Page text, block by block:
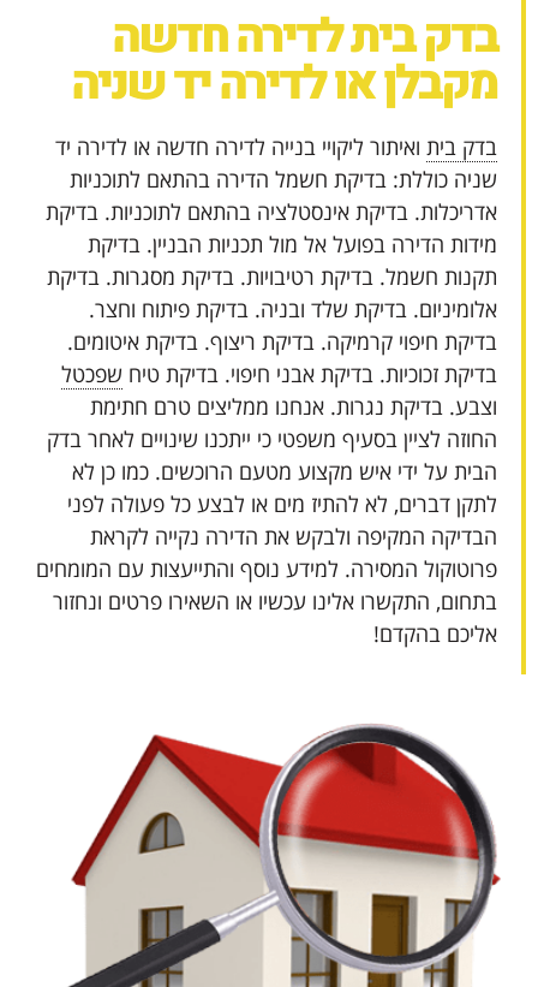
בדק ביתלדירה חדשה
מקבלן או לדירה יד שניה
בדק בית ואיתור ליקויי בנייה לדירה חדשה או לדירה יד
שניה כוללת: בדיקת חשמל הדירה בהתאם לתוכניות
אדריכלות. בדיקת אינסטלציה בהתאם לתוכניות. בדיקת
מידות הדירה בפועל אל מול תכניות הבניין. בדיקת
תקנות חשמל. בדיקת רטיבויות. בדיקת מסגרות. בדיקת
אלומיניום. בדיקת שלד ובניה. בדיקת פיתוח וחצר.
בדיקת חיפוי קרמיקה. בדיקת ריצוף. בדיקת איטומים.
בדיקת זכוכיות. בדיקת אבני חיפוי. בדיקת טיח שפכטל
וצבע. בדיקת נגרות. אנחנו ממליצים טרם חתימת
החוזה לציין בסעיף משפטי כי ייתכנו שינויים לאחר בדק
הבית על ידי איש מקצוע מטעם הרוכשים. כמו כן לא
לתקן דברים, לא להתיז מים או לבצע כל פעולה לפני
הבדיקה המקיפה ולבקש את הדירה נקייה לקראת
פרוטוקול המסירה. למידע נוסף והתייעצות עם המומחים
בתחום, התקשרו אלינו עכשיו או השאירו פרטים ונחזור
אליכם בהקדם!